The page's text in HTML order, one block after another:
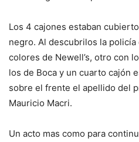
Los 4 cajones estaban
negro. Al descubrilos la
colores de Newell’s, otro con
los de Boca y un cuarto cajón
sobre el frente el apellido del
Mauricio Macri.
Un acto mas como para